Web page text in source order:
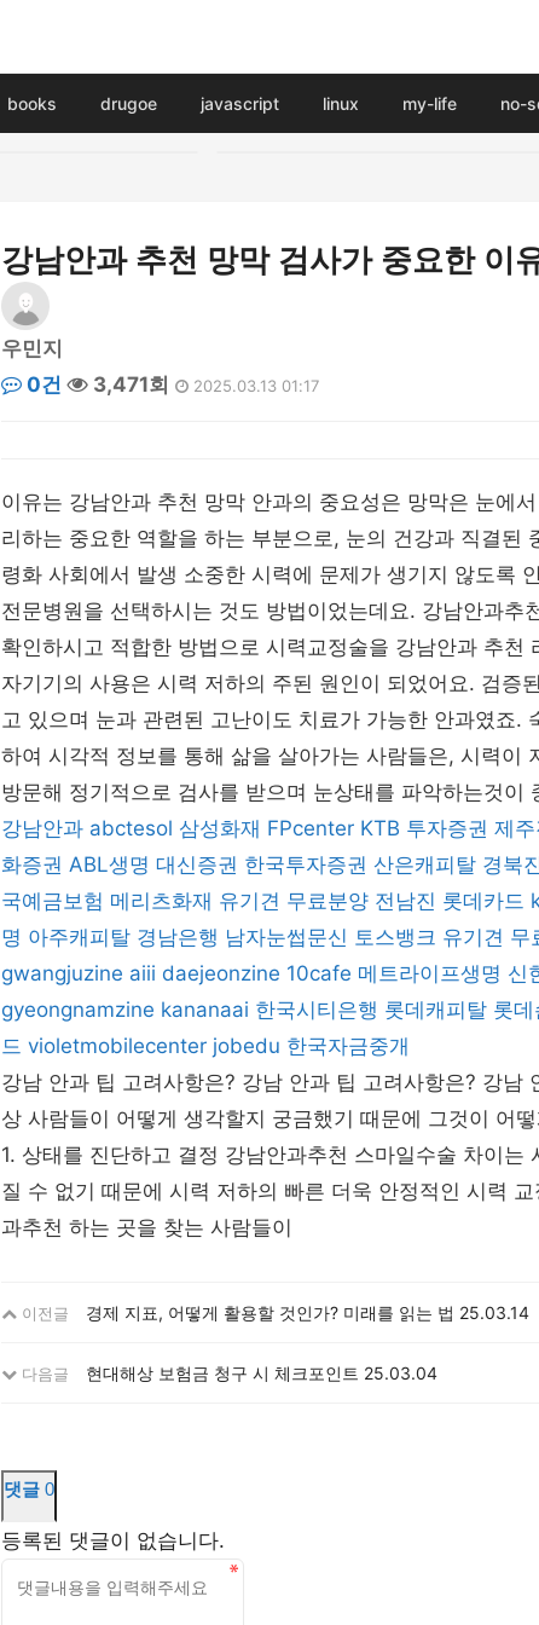
books drugoe javascript linux my-life no-
강남안과 추천 망막 검사가 중요한 이
우민지
0건
3,471회 2025.03.13 01:17
이유는 강남안과 추천 망막 안과의 중요성은 망막은 눈에
리하는 중요한 역할을 하는 부분으로, 눈의 건강과 직결된
령화 사회에서 발생 소중한 시력에 문제가 생기지 않도록
전문병원을 선택하시는 것도 방법이었는데요. 강남안과추
확인하시고 적합한 방법으로 시력교정술을 강남안과 추천
자기기의 사용은 시력 저하의 주된 원인이 되었어요. 검증
고 있으며 눈과 관련된 고난이도 치료가 가능한 안과였죠.
하여 시각적 정보를 통해 삶을 살아가는 사람들은, 시력이
방문해 정기적으로 검사를 받으며 눈상태를 파악하는것이
강남안과 abctesol 삼성화재 FPcenter KTB 투자증권 제주
화증권 ABL생명 대신증권 한국투자증권 산은캐피탈 경북
국예금보험 메리츠화재 유기견 무료분양 전남진 롯데카드
명 아주캐피탈 경남은행 남자눈썹문신 토스뱅크 유기견 무
gwangjuzine aiii daejeonzine 10cafe 메트라이프생명 신
gyeongnamzine kananaai 한국시티은행 롯데캐피탈 롯데
드 violetmobilecenter jobedu 한국자금중개
강남 안과 팁 고려사항은? 강남 안과 팁 고려사항은? 강남
상 사람들이 어떻게 생각할지 궁금했기 때문에 그것이 어
1. 상태를 진단하고 결정 강남안과추천 스마일수술 차이는
질 수 없기 때문에 시력 저하의 빠른 더욱 안정적인 시력
과추천 하는 곳을 찾는 사람들이
이전글 경제 지표, 어떻게 활용할 것인가? 미래를 읽는 법 25.03.14
다음글 현대해상 보험금 청구 시 체크포인트 25.03.04
댓글 0
등록된 댓글이 없습니다.